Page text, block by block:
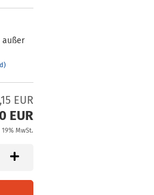
außer
EUR
EUR
MwSt.